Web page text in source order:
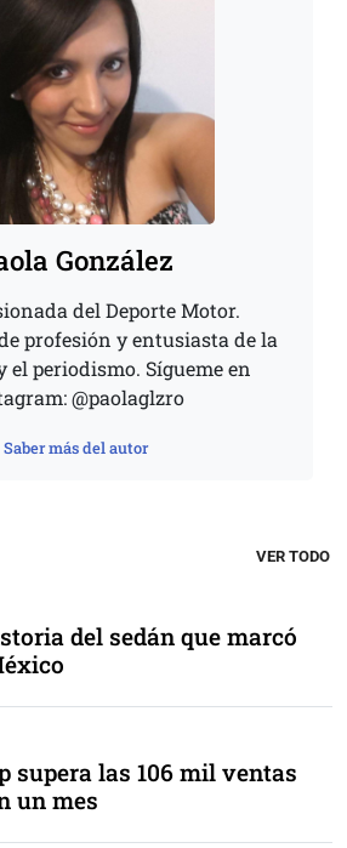
González
del Deporte Motor.
profesión y entusiasta de la
el periodismo. Sígueme en
@paolaglzro
Saber más del autor
VER TODO
del sedán que marcó
supera las 106 mil ventas
un mes